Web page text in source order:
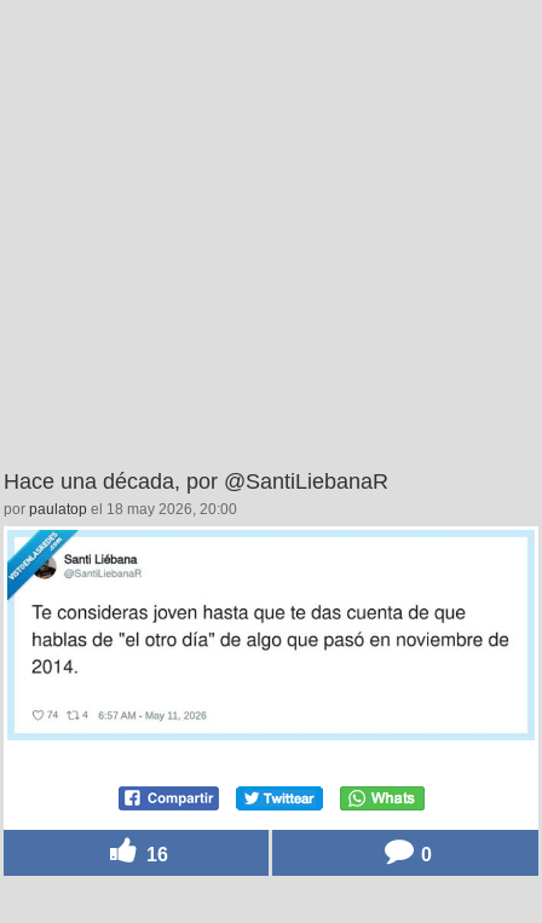
Hace una década, por @SantiLiebanaR
por paulatop el 18 may 2026, 20:00
16 0